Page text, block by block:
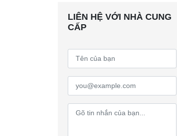
LIÊN HỆ VỚI NHÀ CUNG
CẤP